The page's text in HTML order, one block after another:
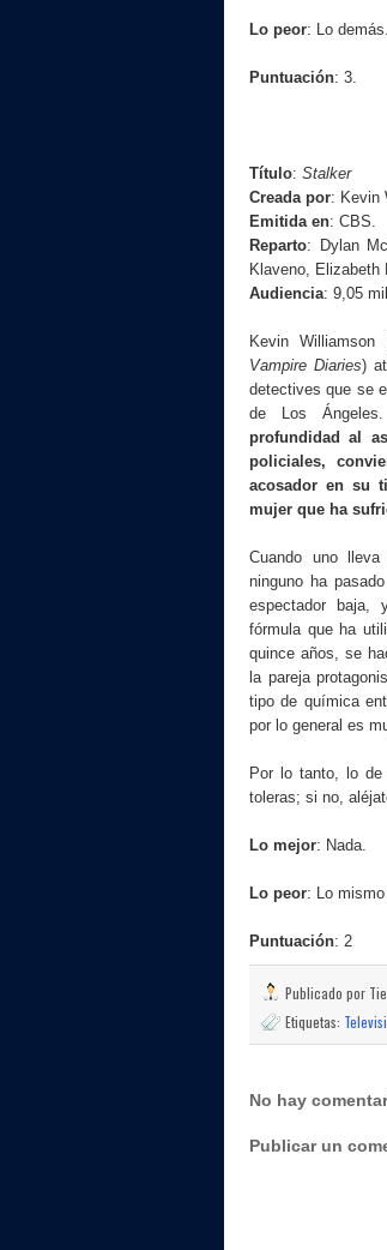
Lo peor: Lo demás.
Puntuación: 3.
Título: Stalker
Creada por: Kevin
Emitida en: CBS.
Reparto: Dylan
Klaveno, Elizabeth
Audiencia: 9,05
Kevin Williamson
Vampire Diaries)
detectives que se
de Los
profundidad al
policiales,
acosador en su
mujer que ha
Cuando uno
ninguno ha
espectador baja,
fórmula que ha
quince años, se
la pareja
tipo de química
por lo general es
Por lo tanto, lo
toleras; si no,
Lo mejor: Nada.
Lo peor: Lo
Puntuación: 2
Publicado por
Etiquetas:
No hay
Publicar un